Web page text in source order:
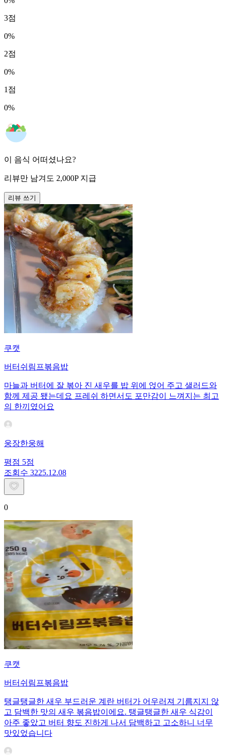
3점
0%
2점
0%
1 점
0%
이 음식 어떠셨나요?
리뷰만 남겨도 2,000P 지급
리뷰 쓰기
쿠캣
버터쉬림프볶음밥
마늘과 버터에 잘 볶아 진 새우를 밥 위에 얹어 주고 샐러드와
함께 제공 됐는데요 프레쉬 하면서도 포만감이 느껴지는 최고
의 한끼였어요
웅장한웅해
평점 5점
조회수 3225.12.08
0
쿠캣
버터쉬림프볶음밥
탱글탱글한 새우 부드러운 계란 버터가 어우러져 기름지지 않
고 담백한 맛의 새우 볶음밥이에요. 탱글탱글한 새우 식감이
아주 좋았고 버터 향도 진하게 나서 담백하고 고소하니 너무
맛있었습니다